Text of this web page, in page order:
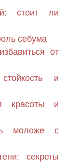
стоит ли
себума
от
и
красоты и
моложе с
секреты